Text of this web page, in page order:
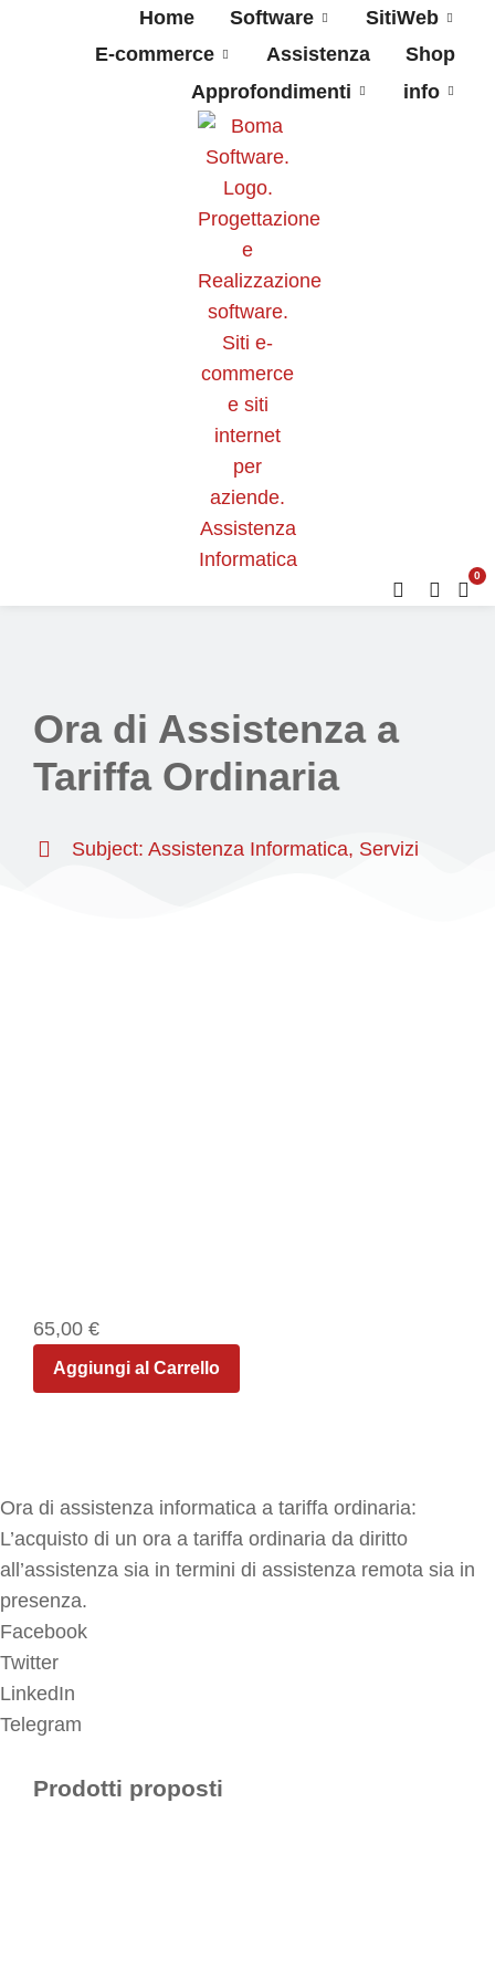
Home Software
SitiWeb
E-commerce
Assistenza
Shop
Approfondimenti
info
0
Ora di Assistenza a
Tariffa Ordinaria
Subject: Assistenza Informatica, Servizi
65,00 €
Aggiungi al Carrello
Ora di assistenza informatica a tariffa ordinaria:
L’acquisto di un ora a tariffa ordinaria da diritto
all’assistenza sia in termini di assistenza remota sia in
presenza.
Facebook
Twitter
LinkedIn
Telegram
Prodotti proposti